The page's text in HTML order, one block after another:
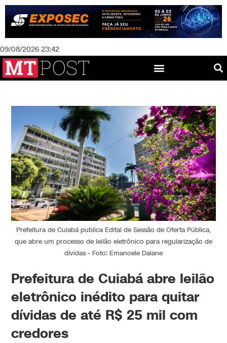
09/08/2026 23:42
Prefeitura de Cuiabá publica Edital de Sessão de Oferta Pública,
que abre um processo de leilão eletrônico para regularização de
dívidas - Foto: Emanoele Daiane
Prefeitura de Cuiabá abre leilão
eletrônico inédito para quitar
dívidas de até R$ 25 mil com
credores